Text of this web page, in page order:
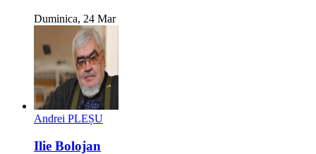
Duminica, 24 Mar
Andrei PLEȘU
Ilie Bolojan